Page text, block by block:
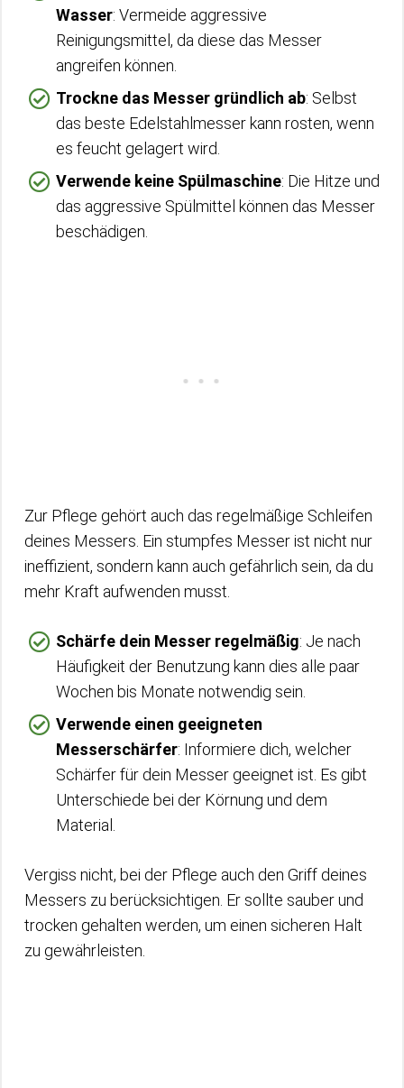
Wasser: Vermeide aggressive
Reinigungsmittel, da diese das Messer
angreifen können.
Trockne das Messer gründlich ab: Selbst
das beste Edelstahlmesser kann rosten, wenn
es feucht gelagert wird.
Verwende keine Spülmaschine: Die Hitze und
das aggressive Spülmittel können das Messer
beschädigen.
Zur Pflege gehört auch das regelmäßige Schleifen
deines Messers. Ein stumpfes Messer ist nicht nur
ineffizient, sondern kann auch gefährlich sein, da du
mehr Kraft aufwenden musst.
Schärfe dein Messer regelmäßig: Je nach
Häufigkeit der Benutzung kann dies alle paar
Wochen bis Monate notwendig sein.
Verwende einen geeigneten
Messerschärfer: Informiere dich, welcher
Schärfer für dein Messer geeignet ist. Es gibt
Unterschiede bei der Körnung und dem
Material.
Vergiss nicht, bei der Pflege auch den Griff deines
Messers zu berücksichtigen. Er sollte sauber und
trocken gehalten werden, um einen sicheren Halt
zu gewährleisten.